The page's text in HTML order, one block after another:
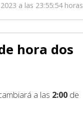
a las 23:55:54 horas
hora dos
a las 2:00 de